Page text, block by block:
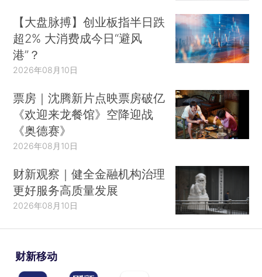
【大盘脉搏】创业板指半日跌
超2% 大消费成今日“避风
港”？
2026年08月10日
票房｜沈腾新片点映票房破亿
《欢迎来龙餐馆》空降迎战
《奥德赛》
2026年08月10日
财新观察｜健全金融机构治理
更好服务高质量发展
2026年08月10日
财新移动